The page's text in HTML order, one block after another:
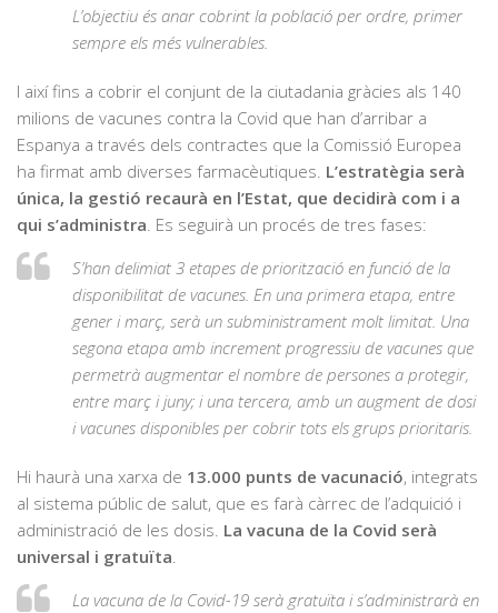
L’objectiu és anar cobrint la població per ordre, primer
sempre els més vulnerables.
I així fins a cobrir el conjunt de la ciutadania gràcies als 140
milions de vacunes contra la Covid que han d’arribar a
Espanya a través dels contractes que la Comissió Europea
ha firmat amb diverses farmacèutiques. L’estratègia serà
única, la gestió recaurà en l’Estat, que decidirà com i a
qui s’administra . Es seguirà un procés de tres fases:
S’han delimiat 3 etapes de priorització en funció de la
disponibilitat de vacunes. En una primera etapa, entre
gener i març, serà un subministrament molt limitat. Una
segona etapa amb increment progressiu de vacunes que
permetrà augmentar el nombre de persones a protegir,
entre març i juny; i una tercera, amb un augment de dosi
i vacunes disponibles per cobrir tots els grups prioritaris.
Hi haurà una xarxa de 13.000 punts de vacunació, integrats
al sistema públic de salut, que es farà càrrec de l’adquició i
administració de les dosis. La vacuna de la Covid serà
universal i gratuïta
La vacuna de la Covid-19 serà gratuïta i s’administrarà en